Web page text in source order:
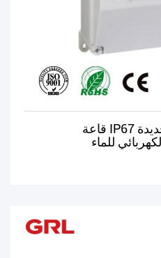
مربع مقبس المهنية الجديدة IP67 قاعة
للماء